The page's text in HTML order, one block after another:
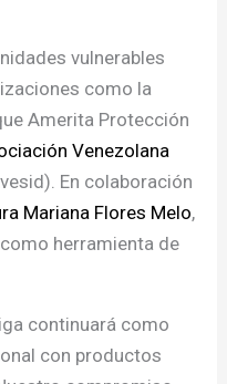
vulnerables
como la
Amerita Protección
Venezolana
En colaboración
Mariana Flores Melo,
herramienta de
continuará como
con productos